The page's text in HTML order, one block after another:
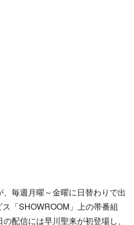
毎週月曜～金曜に日替わりで出
「SHOWROOM」上の帯番組
配信には早川聖来が初登場し、